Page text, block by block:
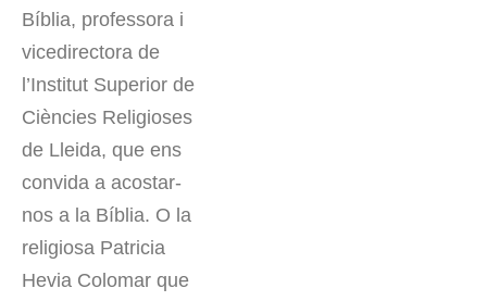
Bíblia, professora i
vicedirectora de
l’Institut Superior de
Ciències Religioses
de Lleida, que ens
convida a acostar-
nos a la Bíblia. O la
religiosa Patricia
Hevia Colomar que